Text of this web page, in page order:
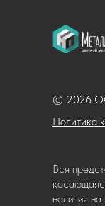
Политика
© 2026
Вся
наличия